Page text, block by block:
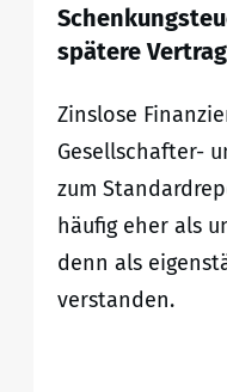
spätere
Zinslose
Gesellschafter-
zum
häufig eher als
denn als
verstanden.